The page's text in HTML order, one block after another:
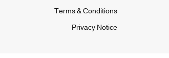
Terms & Conditions
Privacy Notice